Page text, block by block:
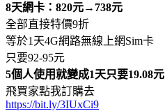
8天網卡：820元→738元
全部直接特價9折
等於1天4G網路無線上網Sim卡
只要92-95元
5個人使用就變成1天只要19.08元
飛買家點我訂購去
https://bit.ly/3IUxCi9